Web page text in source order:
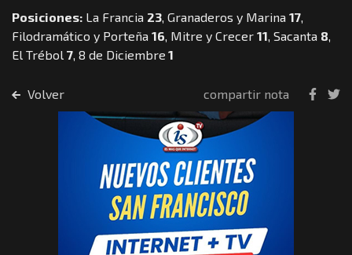
Posiciones: La Francia 23, Granaderos y Marina 17,
Filodramático y Porteña 16, Mitre y Crecer 11, Sacanta 8,
El Trébol 7, 8 de Diciembre 1
Volver compartir nota